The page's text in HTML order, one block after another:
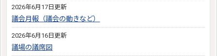
2026年6月17日更新
議会月報（議会の動きなど）
2026年6月16日更新
議場の議席図